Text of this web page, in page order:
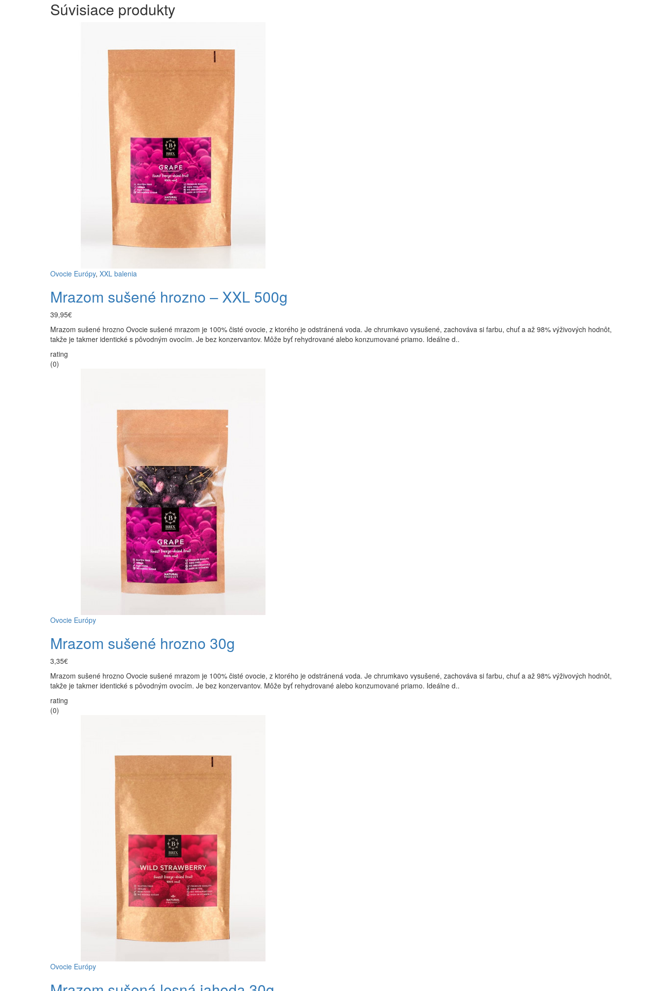
Súvisiace produkty
Ovocie Európy, XXL balenia
Mrazom sušené hrozno – XXL 500g
39,95€
Mrazom sušené hrozno Ovocie sušené mrazom je 100% čisté ovocie, z ktorého je odstránená voda. Je chrumkavo vysušené, zachováva si farbu, chuť a až 98% výživových hodnôt,
takže je takmer identické s pôvodným ovocím. Je bez konzervantov. Môže byť rehydrované alebo konzumované priamo. Ideálne d..
rating
(0)
Ovocie Európy
Mrazom sušené hrozno 30g
3,35€
Mrazom sušené hrozno Ovocie sušené mrazom je 100% čisté ovocie, z ktorého je odstránená voda. Je chrumkavo vysušené, zachováva si farbu, chuť a až 98% výživových hodnôt,
takže je takmer identické s pôvodným ovocím. Je bez konzervantov. Môže byť rehydrované alebo konzumované priamo. Ideálne d..
rating
(0)
Ovocie Európy